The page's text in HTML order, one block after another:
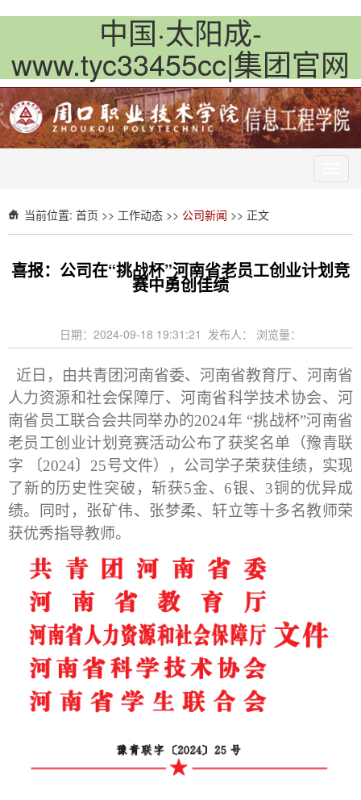
中国·太阳成-
www.tyc33455cc|集团官网
当前位置: 首页 >> 工作动态 >> 公司新闻 >> 正文
喜报：公司在“挑战杯”河南省老员工创业计划竞
赛中勇创佳绩
日期：2024-09-18 19:31:21 发布人： 浏览量：
近日，由共青团河南省委、河南省教育厅、河南省
人力资源和社会保障厅、河南省科学技术协会、河
南省员工联合会共同举办的2024年 “挑战杯”河南省
老员工创业计划竞赛活动公布了获奖名单（豫青联
字 〔2024〕25号文件），公司学子荣获佳绩，实现
了新的历史性突破，斩获5金、6银、3铜的优异成
绩。同时，张矿伟、张梦柔、轩立等十多名教师荣
获优秀指导教师。